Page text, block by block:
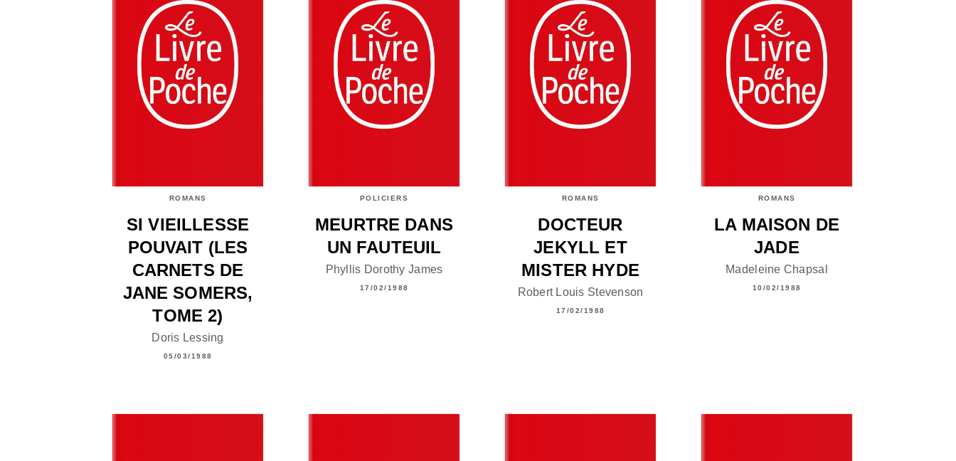
ROMANS
SI VIEILLESSE
POUVAIT (LES
CARNETS DE
JANE SOMERS,
TOME 2)
Doris Lessing
05/03/1988
POLICIERS
MEURTRE DANS
UN FAUTEUIL
Phyllis Dorothy James
17/02/1988
ROMANS
DOCTEUR
JEKYLL ET
MISTER HYDE
Robert Louis Stevenson
17/02/1988
ROMANS
LA MAISON DE
JADE
Madeleine Chapsal
10/02/1988